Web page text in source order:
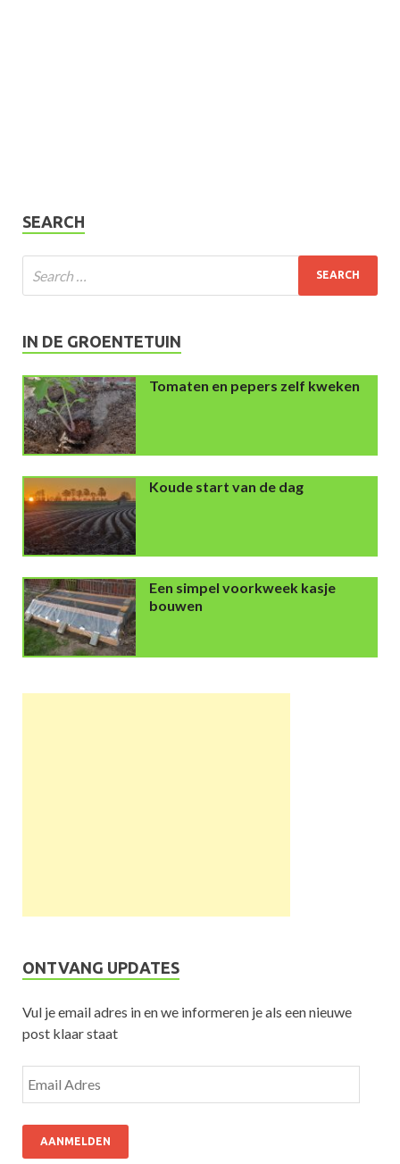
SEARCH
IN DE GROENTETUIN
Tomaten en pepers zelf kweken
Koude start van de dag
Een simpel voorkweek kasje
bouwen
ONTVANG UPDATES
Vul je email adres in en we informeren je als een nieuwe
post klaar staat
AANMELDEN